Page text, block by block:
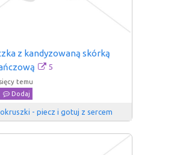
z kandyzowaną skórką
5
temu
Dodaj
- piecz i gotuj z sercem